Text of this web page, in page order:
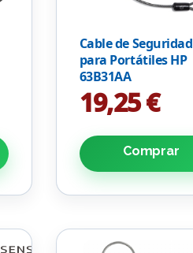
Cable de Seguridad
para Portátiles HP
63B31AA
19,25 €
Comprar